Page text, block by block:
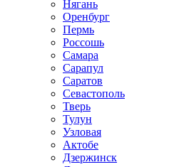
Нягань
Оренбург
Пермь
Россошь
Самара
Сарапул
Саратов
Севастополь
Тверь
Тулун
Узловая
Актобе
Дзержинск